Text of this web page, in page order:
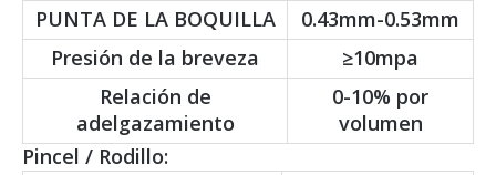
PUNTA DE LA BOQUILLA
0.43mm-0.53mm
Presión de la breveza
≥10mpa
Relación de
adelgazamiento
0-10% por
volumen
Pincel / Rodillo: